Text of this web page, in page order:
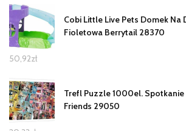
Cobi Little Live Pets Domek Na
Fioletowa Berrytail 28370
50,92zł
Trefl Puzzle 1000el. Spotkanie
Friends 29050